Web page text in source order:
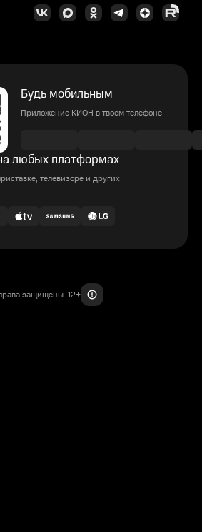
Будь мобильным
Приложение КИОН в твоем телефоне
любых платформах
телевизоре и других
защищены. 12+